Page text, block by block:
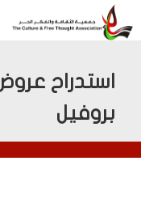
استدراح
بروفيل